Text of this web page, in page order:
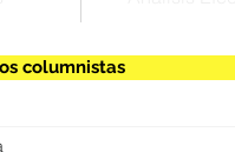
columnistas